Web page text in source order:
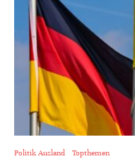
Politik Ausland Topthemen